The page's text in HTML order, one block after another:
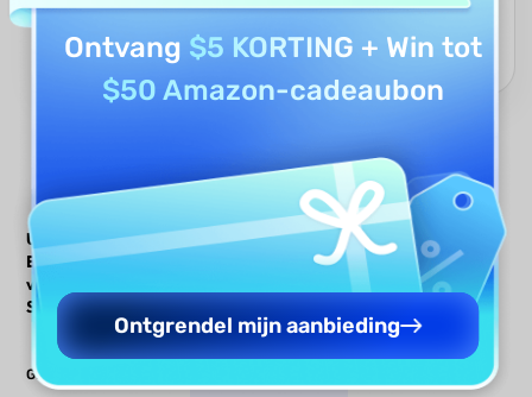
samenvatten, vertalen en content genereren voor
verschillende doeleinden—all binnen hetzelfde krachtige
platform.
UPDF AI Sentence
Expander
vs. Andere AI
Sentence Expanders
UPDF AI
Expander
Andere AI
Sentence
Expanders
Gratis
Ontvang $5 KORTING + Win tot
$50 Amazon-cadeaubon
Ontgrendel mijn aanbieding